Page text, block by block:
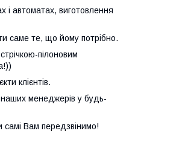
автоматах, виготовлення
саме те, що йому потрібно.
пілоновим
клієнтів.
менеджерів у будь-
Вам передзвінимо!